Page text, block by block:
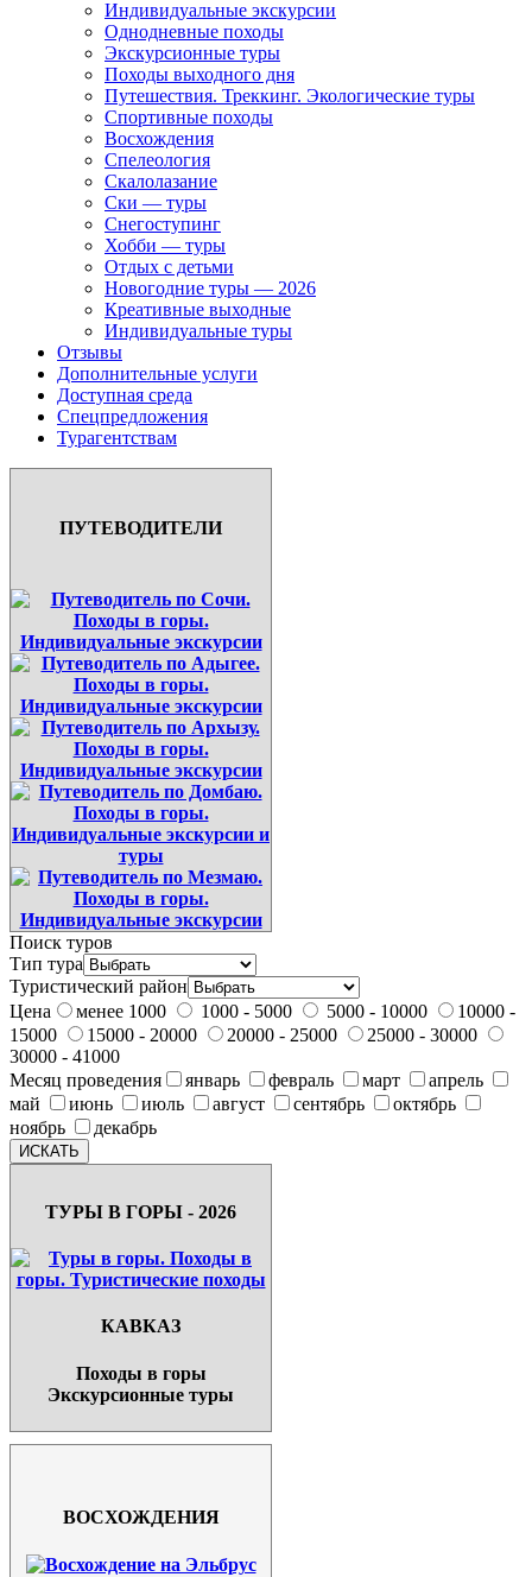
Индивидуальные экскурсии
Однодневные походы
Экскурсионные туры
Походы выходного дня
Путешествия. Треккинг. Экологические туры
Спортивные походы
Восхождения
Спелеология
Скалолазание
Ски — туры
Снегоступинг
Хобби — туры
Отдых с детьми
Новогодние туры — 2026
Креативные выходные
Индивидуальные туры
Отзывы
Дополнительные услуги
Доступная среда
Спецпредложения
Турагентствам
ПУТЕВОДИТЕЛИ
Поиск туров
Тип тура
Туристический район
Цена
менее 1000 1000 - 5000 5000 - 10000
10000 -
15000
15000 - 20000 20000 - 25000
25000 - 30000
30000 - 41000
Месяц проведения
январь февраль март
апрель
май
июнь июль август сентябрь
октябрь
ноябрь
декабрь
ТУРЫ В ГОРЫ - 2026
КАВКАЗ
Походы в горы
Экскурсионные туры
ВОСХОЖДЕНИЯ